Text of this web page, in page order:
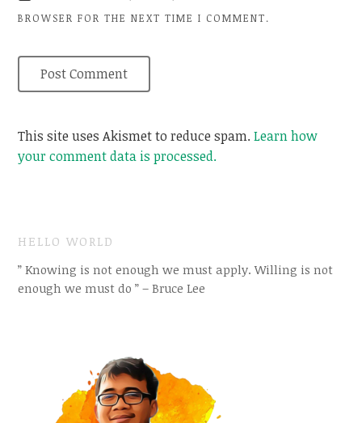
BROWSER FOR THE NEXT TIME I COMMENT.
This site uses Akismet to reduce spam.Learn how
your comment data is processed.
HELLO WORLD
” Knowing is not enough we must apply. Willing is not
enough we must do ” – Bruce Lee